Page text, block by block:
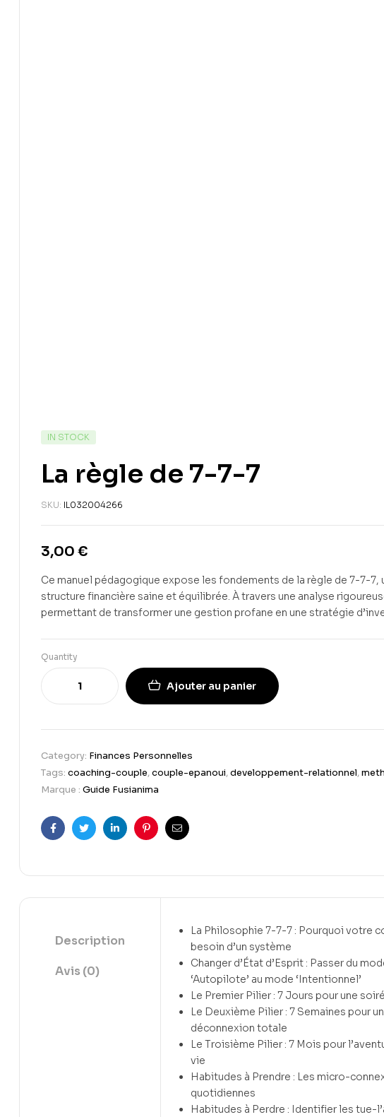
IN STOCK
La règle de 7-7-7
SKU: IL032004266
3,00 €
Ce manuel pédagogique expose les fondements de la règle de 7-7-
structure financière saine et équilibrée. À travers une analyse
permettant de transformer une gestion profane en une stratégie
Quantity
Ajouter au panier
Category: Finances Personnelles
Tags: coaching-couple,couple-epanoui,developpement-relationnel,
Marque : Guide Fusianima
FacebookTwitterLinkedinPinterestEmail
Description
Avis (0)
La Philosophie 7-7-7 : Pourquoi votre
besoin d’un système
Changer d’État d’Esprit : Passer du
‘Autopilote’ au mode ‘Intentionnel’
Le Premier Pilier : 7 Jours pour une
Le Deuxième Pilier : 7 Semaines pour
déconnexion totale
Le Troisième Pilier : 7 Mois pour
vie
Habitudes à Prendre : Les micro-
quotidiennes
Habitudes à Perdre : Identifier les tue-